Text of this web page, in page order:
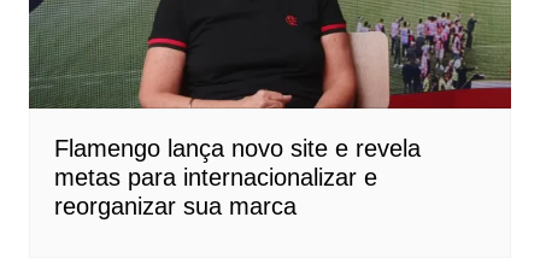
Flamengo lança novo site e revela
metas para internacionalizar e
reorganizar sua marca